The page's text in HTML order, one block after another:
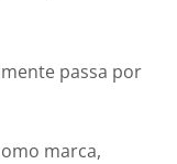
passa por
marca,